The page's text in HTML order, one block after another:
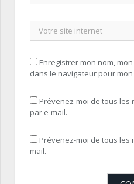
Enregistrer mon nom,
dans le navigateur pour
Prévenez-moi de tous
par e-mail.
Prévenez-moi de tous
mail.